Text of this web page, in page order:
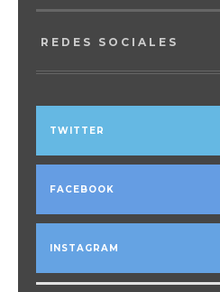
REDES SOCIALES
TWITTER
FACEBOOK
INSTAGRAM